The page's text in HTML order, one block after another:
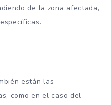
de la zona afectada,
están las
como en el caso del